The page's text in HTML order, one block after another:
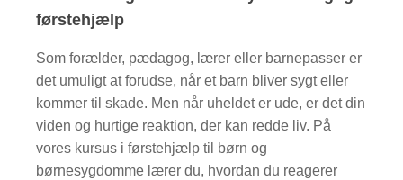
førstehjælp
Som forælder, pædagog, lærer eller barnepasser er
det umuligt at forudse, når et barn bliver sygt eller
kommer til skade. Men når uheldet er ude, er det din
viden og hurtige reaktion, der kan redde liv. På
vores kursus i førstehjælp til børn og
børnesygdomme lærer du, hvordan du reagerer